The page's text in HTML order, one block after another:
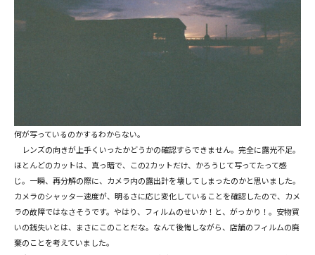
何が写っているのかするわからない。
レンズの向きが上手くいったかどうかの確認すらできません。完全に露光不足。
ほとんどのカットは、真っ暗で、この2カットだけ、かろうじて写ってたって感
じ。一瞬、再分解の際に、カメラ内の露出計を壊してしまったのかと思いました。
カメラのシャッター速度が、明るさに応じ変化していることを確認したので、カメ
ラの故障ではなさそうです。やはり、フィルムのせいか！と、がっかり！。安物買
いの銭失いとは、まさにこのことだな。なんて後悔しながら、店舗のフィルムの廃
棄のことを考えていました。